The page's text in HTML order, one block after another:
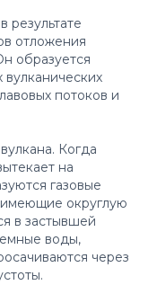
отложения
образуется
вулканических
потоков и
Когда
на
газовые
округлую
в застывшей
воды,
через